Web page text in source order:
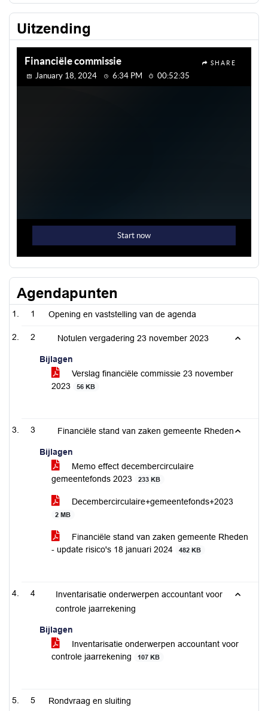
Uitzending
Agendapunten
1 Opening en vaststelling van de agenda
2 Notulen vergadering 23 november 2023
Bijlagen
Verslag financiële commissie 23 november
2023
56 KB
3 Financiële stand van zaken gemeente Rheden
Bijlagen
Memo effect decembercirculaire
gemeentefonds 2023
233 KB
Decembercirculaire+gemeentefonds+2023
2 MB
Financiële stand van zaken gemeente Rheden
- update risico's 18 januari 2024
482 KB
4
Inventarisatie onderwerpen accountant voor
controle jaarrekening
Bijlagen
Inventarisatie onderwerpen accountant voor
controle jaarrekening
107 KB
5 Rondvraag en sluiting